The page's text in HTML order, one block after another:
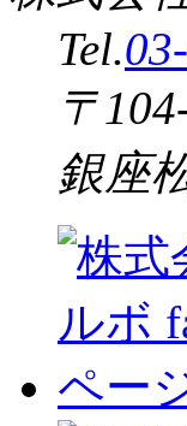
Tel.
〒
銀座